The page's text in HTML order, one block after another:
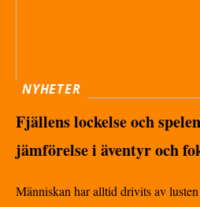
NYHETER
Fjällens lockelse och
jämförelse i äventyr och
Människan har alltid drivits av